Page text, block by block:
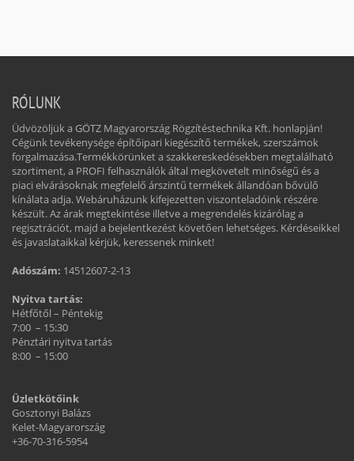
RÓLUNK
Üdvözöljük a GÖTZ Magyarország Rögzítéstechnika Kft. honlapján!
Cégünk tevékenysége építőipari kiegészítő termékek, szerszámok
forgalmazása.Termékkörünket a szakkereskedésekben megtalálható
szortiment, a PROFI felhasználók által megkövetelt minőségű és a
piaci elvárásoknak megfelelő árszintű termékek állandóan bővülő
kínálata adja. Webáruházunk kifejezetten viszonteladóink részére
készült. Az árak megtekintése illetve a megrendelés kizárólag a
regisztrációt, majd a bejelentkezést követően lehetséges. Kérdéseikkel
és javaslataikkal kérjük, keressenek minket!
Adószám: 14512607-2-13
Nyitva tartás:
Hétfőtől – Péntekig
7:00 – 15:30
Pénztári nyitva tartás
8:00 – 15:00
Üzletkötőink
Gosztonyi Balázs
Kelet-Magyarország
+36-70-316-5954